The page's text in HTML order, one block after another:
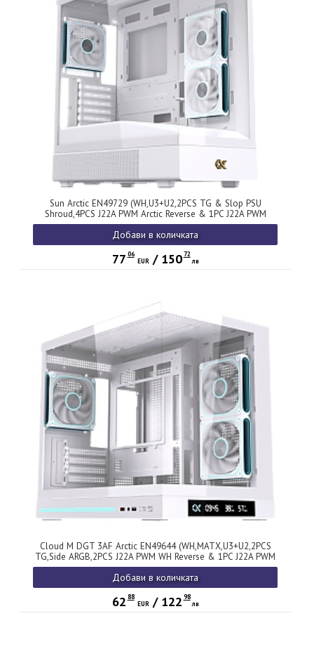
Sun Arctic EN49729 (WH,U3+U2,2PCS TG & Slop PSU
Shroud,4PCS J22A PWM Arctic Reverse & 1PC J22A PWM
Arctic,ARGB PCB)
Добави в количката
77 06
EUR/ 150 72
лв
Cloud M DGT 3AF Arctic EN49644 (WH,MATX,U3+U2,2PCS
TG,Side ARGB,2PCS J22A PWM WH Reverse & 1PC J22A PWM
WH,ARGB PCB,Digital LCD)
Добави в количката
62 88
EUR/ 122 98
лв